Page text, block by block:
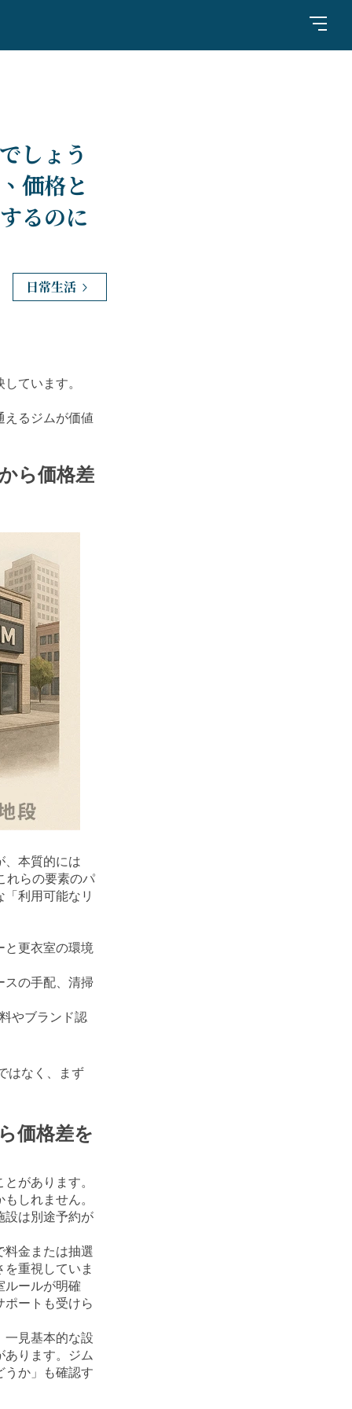
しょう
価格と
るのに
日常生活
ています。
えるジムが価値
ら価格差
、本質的には
れらの要素のパ
利用可能なリ
と更衣室の環境
スの手配、清掃
やブランド認
はなく、まず
価格差を
があります。
しれません。
設は別途予約が
料金または抽選
重視していま
ルールが明確
ポートも受けら
一見基本的な設
あります。ジム
うか」も確認す